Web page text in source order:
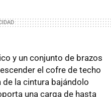
y un conjunto de brazos
el cofre de techo
la cintura bajándolo
una carga de hasta